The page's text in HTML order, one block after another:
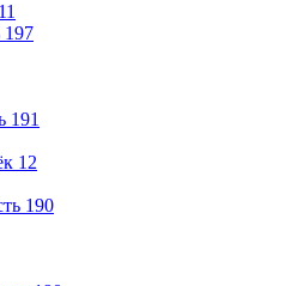
11
197
191
12
190